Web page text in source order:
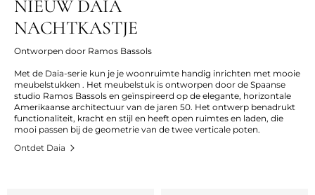
NIEUW DAIA
NACHTKASTJE
Ontworpen door Ramos Bassols
Met de Daia-serie kun je je woonruimte handig inrichten met mooie
meubelstukken . Het meubelstuk is ontworpen door de Spaanse
studio Ramos Bassols en geïnspireerd op de elegante, horizontale
Amerikaanse architectuur van de jaren 50. Het ontwerp benadrukt
functionaliteit, kracht en stijl en heeft open ruimtes en laden, die
mooi passen bij de geometrie van de twee verticale poten.
Ontdet Daia